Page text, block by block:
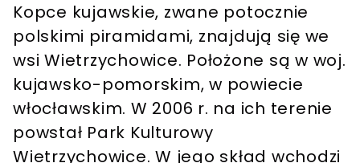
Kopce kujawskie, zwane potocznie
polskimi piramidami, znajdują się we
wsi Wietrzychowice. Położone są w woj.
kujawsko-pomorskim, w powiecie
włocławskim. W 2006 r. na ich terenie
powstał Park Kulturowy
Wietrzychowice. W jego skład wchodzi